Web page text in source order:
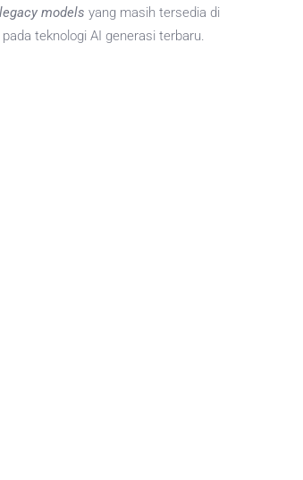
legacy models yang masih tersedia di
teknologi AI generasi terbaru.